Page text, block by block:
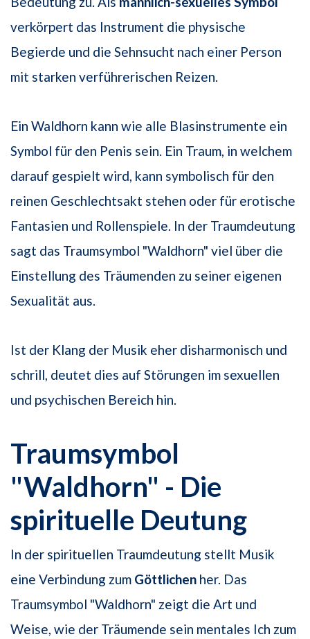
verkörpert das Instrument die physische
Begierde und die Sehnsucht nach einer Person
mit starken verführerischen Reizen.
Ein Waldhorn kann wie alle Blasinstrumente ein
Symbol für den Penis sein. Ein Traum, in welchem
darauf gespielt wird, kann symbolisch für den
reinen Geschlechtsakt stehen oder für erotische
Fantasien und Rollenspiele. In der Traumdeutung
sagt das Traumsymbol "Waldhorn" viel über die
Einstellung des Träumenden zu seiner eigenen
Sexualität aus.
Ist der Klang der Musik eher disharmonisch und
schrill, deutet dies auf Störungen im sexuellen
und psychischen Bereich hin.
Traumsymbol
"Waldhorn" - Die
spirituelle Deutung
In der spirituellen Traumdeutung stellt Musik
eine Verbindung zum Göttlichen her. Das
Traumsymbol "Waldhorn" zeigt die Art und
Weise, wie der Träumende sein mentales Ich zum